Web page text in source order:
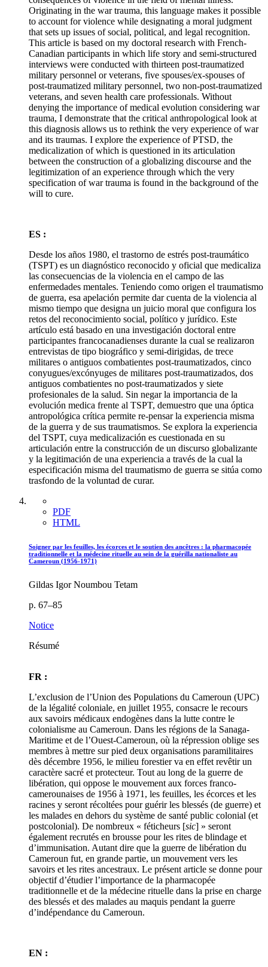
Originating in the war trauma, this language makes it possible
to account for violence while designating a moral judgment
that sets up issues of social, political, and legal recognition.
This article is based on my doctoral research with French-
Canadian participants in which life story and semi-structured
interviews were conducted with thirteen post-traumatized
military personnel or veterans, five spouses/ex-spouses of
post-traumatized military personnel, two non-post-traumatized
veterans, and seven health care professionals. Without
denying the importance of medical evolution considering war
trauma, I demonstrate that the critical anthropological look at
this diagnosis allows us to rethink the very experience of war
and its traumas. I explore the experience of PTSD, the
medicalization of which is questioned in its articulation
between the construction of a globalizing discourse and the
legitimization of an experience through which the very
specification of war trauma is found in the background of the
will to cure.
ES :
Desde los años 1980, el trastorno de estrés post-traumático
(TSPT) es un diagnóstico reconocido y oficial que medicaliza
las consecuencias de la violencia en el campo de las
enfermedades mentales. Teniendo como origen el traumatismo
de guerra, esa apelación permite dar cuenta de la violencia al
mismo tiempo que designa un juicio moral que configura los
retos del reconocimiento social, político y jurídico. Este
artículo está basado en una investigación doctoral entre
participantes francocanadienses durante la cual se realizaron
entrevistas de tipo biográfico y semi-dirigidas, de trece
militares o antiguos combatientes post-traumatizados, cinco
conyugues/excónyuges de militares post-traumatizados, dos
antiguos combatientes no post-traumatizados y siete
profesionales de la salud. Sin negar la importancia de la
evolución medica frente al TSPT, demuestro que una óptica
antropológica crítica permite re-pensar la experiencia misma
de la guerra y de sus traumatismos. Se explora la experiencia
del TSPT, cuya medicalización es cuestionada en su
articulación entre la construcción de un discurso globalizante
y la legitimación de una experiencia a través de la cual la
especificación misma del traumatismo de guerra se sitúa como
trasfondo de la voluntad de curar.
PDF
HTML
Soigner par les feuilles, les écorces et le soutien des ancêtres : la pharmacopée
traditionnelle et la médecine rituelle au sein de la guérilla nationaliste au
Cameroun (1956-1971)
Gildas Igor Noumbou Tetam
p. 67–85
Notice
Résumé
FR :
L’exclusion de l’Union des Populations du Cameroun (UPC)
de la légalité coloniale, en juillet 1955, consacre le recours
aux savoirs médicaux endogènes dans la lutte contre le
colonialisme au Cameroun. Dans les régions de la Sanaga-
Maritime et de l’Ouest-Cameroun, où la répression oblige ses
membres à mettre sur pied deux organisations paramilitaires
dès décembre 1956, le milieu forestier va en effet revêtir un
caractère sacré et protecteur. Tout au long de la guerre de
libération, qui oppose le mouvement aux forces franco-
camerounaises de 1956 à 1971, les feuilles, les écorces et les
racines y seront récoltées pour guérir les blessés (de guerre) et
les malades en dehors du système de santé public colonial (et
postcolonial). De nombreux « féticheurs [sic] » seront
également recrutés en brousse pour les rites de blindage et
d’immunisation. Autant dire que la guerre de libération du
Cameroun fut, en grande partie, un mouvement vers les
savoirs et les rites ancestraux. Le présent article se donne pour
objectif d’étudier l’importance de la pharmacopée
traditionnelle et de la médecine rituelle dans la prise en charge
des blessés et des malades au maquis pendant la guerre
d’indépendance du Cameroun.
EN :